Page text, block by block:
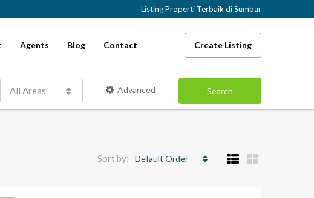
Listing Properti Terbaik di Sumbar
Agents Blog Contact Create Listing
All Areas Advanced Search
Sort by: Default Order